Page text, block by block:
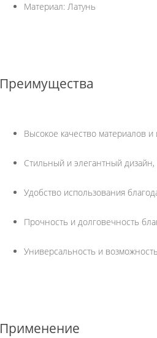
Материал: Латунь
Преимущества
Высокое качество материалов и
Стильный и элегантный
Удобство использования
Прочность и долговечность
Универсальность и
Применение